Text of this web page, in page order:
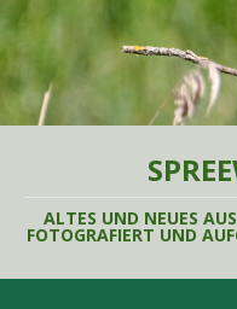
ALTES UND NEUES
FOTOGRAFIERT UND